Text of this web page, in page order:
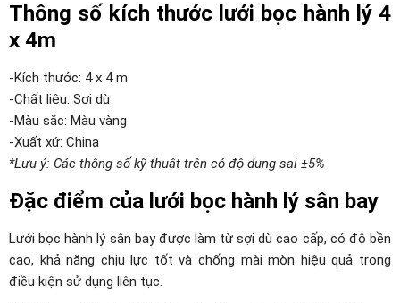
Thông số kích thước lưới bọc hành lý 4
x 4m
-Kích thước: 4 x 4 m
-Chất liệu: Sợi dù
-Màu sắc: Màu vàng
-Xuất xứ: China
*Lưu ý: Các thông số kỹ thuật trên có độ dung sai ±5%
Đặc điểm của lưới bọc hành lý sân bay
Lưới bọc hành lý sân bay được làm từ sợi dù cao cấp, có độ bền
cao, khả năng chịu lực tốt và chống mài mòn hiệu quả trong
điều kiện sử dụng liên tục.